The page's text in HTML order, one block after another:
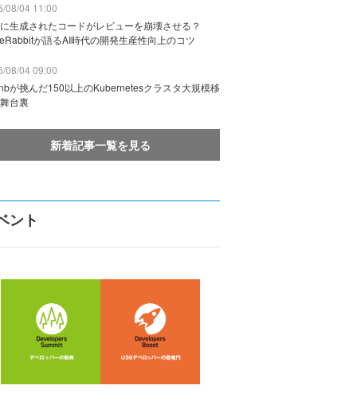
08/04 11:00
生成されたコードがレビューを崩壊させる？
が語るAI時代の開発生産性向上のコツ
08/04 09:00
が挑んだ150以上のKubernetesクラスタ大規模移
台裏
新着記事一覧を見る
ント